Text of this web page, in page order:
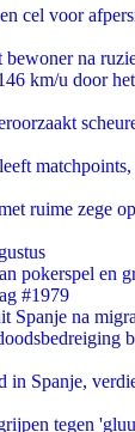
cel voor
bewoner na
km/u door
ruime zege
pokerspel en
#1979
Spanje na
in Spanje,
tegen